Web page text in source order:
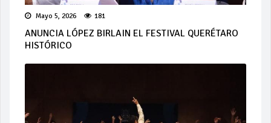
Mayo 5, 2026 181
ANUNCIA LÓPEZ BIRLAIN EL FESTIVAL QUERÉTARO
HISTÓRICO